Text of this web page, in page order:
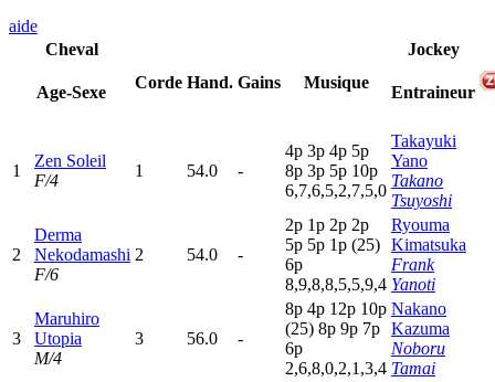
aide
Cheval
Age-Sexe
Corde Hand. Gains Musique
Jockey
Entraineur
1
Zen Soleil
F/4
1 54.0 -
4p 3p 4p 5p
8p 3p 5p 10p
6,7,6,5,2,7,5,0
Takayuki
Yano
Takano
Tsuyoshi
2
Derma
Nekodamashi
F/6
2 54.0 -
2p 1p 2p 2p
5p 5p 1p (25)
6p
8,9,8,8,5,5,9,4
Ryouma
Kimatsuka
Frank
Yanoti
3
Maruhiro
Utopia
M/4
3 56.0 -
8p 4p 12p 10p
(25) 8p 9p 7p
6p
2,6,8,0,2,1,3,4
Nakano
Kazuma
Noboru
Tamai